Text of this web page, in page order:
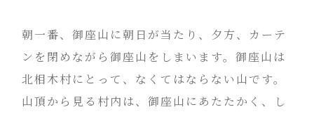
朝一番、御座山に朝日が当たり、夕方、カーテ
ンを閉めながら御座山をしまいます。御座山は
北相木村にとって、なくてはならない山です。
山頂から見る村内は、御座山にあたたかく、し